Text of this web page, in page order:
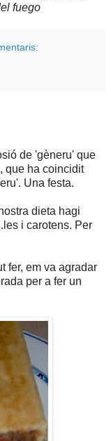
fuego
de 'gèneru' que
que ha coincidit
Una festa.
dieta hagi
i carotens. Per
fer, em va agradar
per a fer un